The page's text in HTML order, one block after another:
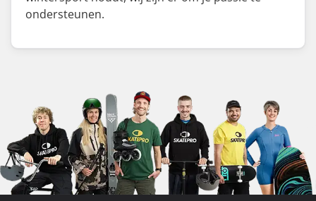
ondersteunen.